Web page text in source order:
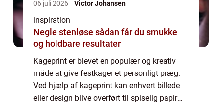
06 juli 2026 Victor Johansen
inspiration
Negle stenløse sådan får du smukke
og holdbare resultater
Kageprint er blevet en populær og kreativ
måde at give festkager et personligt præg.
Ved hjælp af kageprint kan enhvert billede
eller design blive overført til spiselig papir